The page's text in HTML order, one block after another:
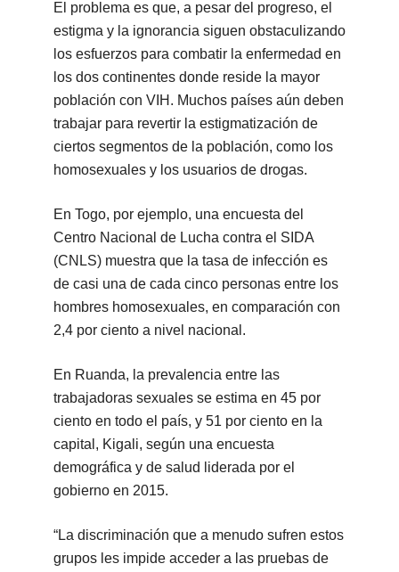
El problema es que, a pesar del progreso, el
estigma y la ignorancia siguen obstaculizando
los esfuerzos para combatir la enfermedad en
los dos continentes donde reside la mayor
población con VIH. Muchos países aún deben
trabajar para revertir la estigmatización de
ciertos segmentos de la población, como los
homosexuales y los usuarios de drogas.
En Togo, por ejemplo, una encuesta del
Centro Nacional de Lucha contra el SIDA
(CNLS) muestra que la tasa de infección es
de casi una de cada cinco personas entre los
hombres homosexuales, en comparación con
2,4 por ciento a nivel nacional.
En Ruanda, la prevalencia entre las
trabajadoras sexuales se estima en 45 por
ciento en todo el país, y 51 por ciento en la
capital, Kigali, según una encuesta
demográfica y de salud liderada por el
gobierno en 2015.
“La discriminación que a menudo sufren estos
grupos les impide acceder a las pruebas de